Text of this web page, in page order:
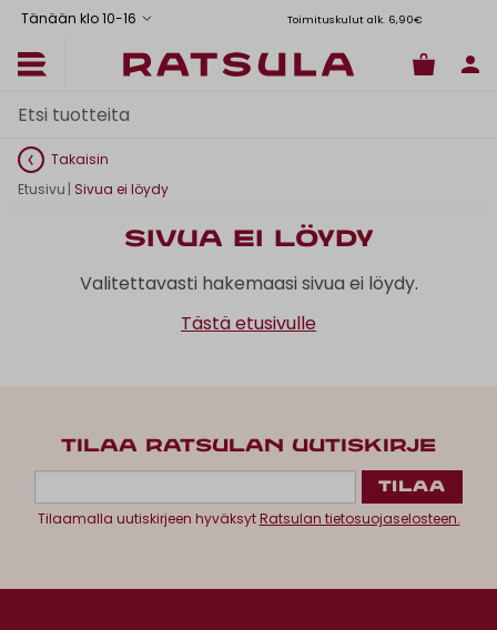
Tänään klo 10-16 Toimituskulut alk. 6,90€
Takaisin
Etusivu | Sivua ei löydy
Sivua ei löydy
Valitettavasti hakemaasi sivua ei löydy.
Tästä etusivulle
TILAA RATSULAN UUTISKIRJE
Tilaamalla uutiskirjeen hyväksytRatsulan tietosuojaselosteen.